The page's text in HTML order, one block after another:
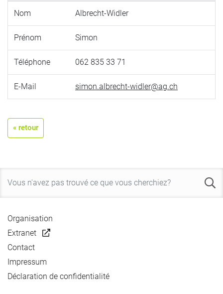
Nom Albrecht-Widler
Prénom Simon
Téléphone 062 835 33 71
E-Mail simon.albrecht-widler@ag.ch
« retour
Organisation
Extranet
Contact
Impressum
Déclaration de confidentialité